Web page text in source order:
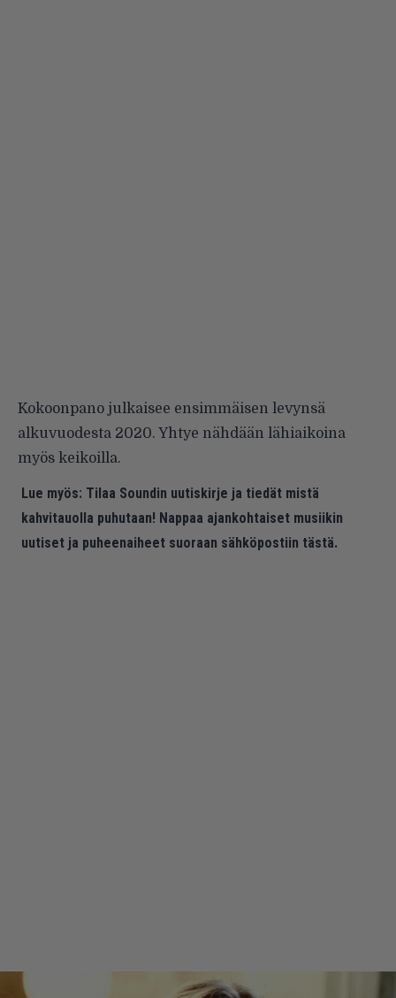
Kokoonpano julkaisee ensimmäisen levynsä
alkuvuodesta 2020. Yhtye nähdään lähiaikoina
myös keikoilla.
Lue myös: Tilaa Soundin uutiskirje ja tiedät mistä
kahvitauolla puhutaan! Nappaa ajankohtaiset musiikin
uutiset ja puheenaiheet suoraan sähköpostiin tästä.